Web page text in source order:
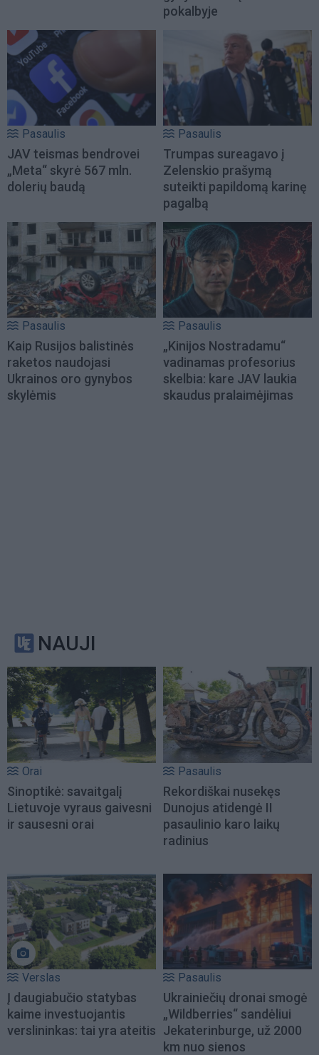
pokalbyje
Pasaulis
JAV teismas bendrovei
„Meta“ skyrė 567 mln.
dolerių baudą
Pasaulis
Trumpas sureagavo į
Zelenskio prašymą
suteikti papildomą karinę
pagalbą
Pasaulis
Kaip Rusijos balistinės
raketos naudojasi
Ukrainos oro gynybos
skylėmis
Pasaulis
„Kinijos Nostradamu“
vadinamas profesorius
skelbia: kare JAV laukia
skaudus pralaimėjimas
NAUJI
Orai
Sinoptikė: savaitgalį
Lietuvoje vyraus gaivesni
ir sausesni orai
Pasaulis
Rekordiškai nusekęs
Dunojus atidengė II
pasaulinio karo laikų
radinius
Verslas
Į daugiabučio statybas
kaime investuojantis
verslininkas: tai yra ateitis
Pasaulis
Ukrainiečių dronai smogė
„Wildberries“ sandėliui
Jekaterinburge, už 2000
km nuo sienos